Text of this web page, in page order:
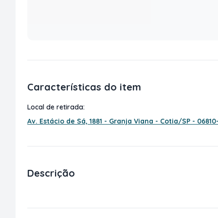
Características do item
Local de retirada:
Av. Estácio de Sá, 1881 - Granja Viana - Cotia/SP -
Descrição